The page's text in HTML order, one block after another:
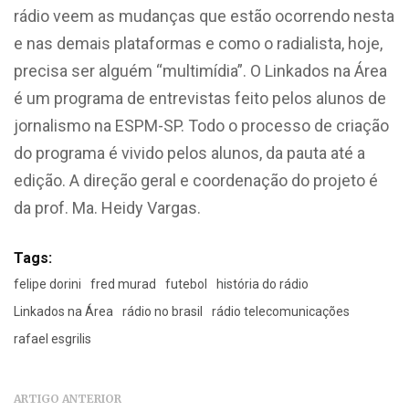
rádio veem as mudanças que estão ocorrendo nesta
e nas demais plataformas e como o radialista, hoje,
precisa ser alguém “multimídia”. O Linkados na Área
é um programa de entrevistas feito pelos alunos de
jornalismo na ESPM-SP. Todo o processo de criação
do programa é vivido pelos alunos, da pauta até a
edição. A direção geral e coordenação do projeto é
da prof. Ma. Heidy Vargas.
Tags:
felipe dorini fred murad futebol
história do rádio
Linkados na Área
rádio no brasil
rádio telecomunicações
rafael esgrilis
ARTIGO ANTERIOR